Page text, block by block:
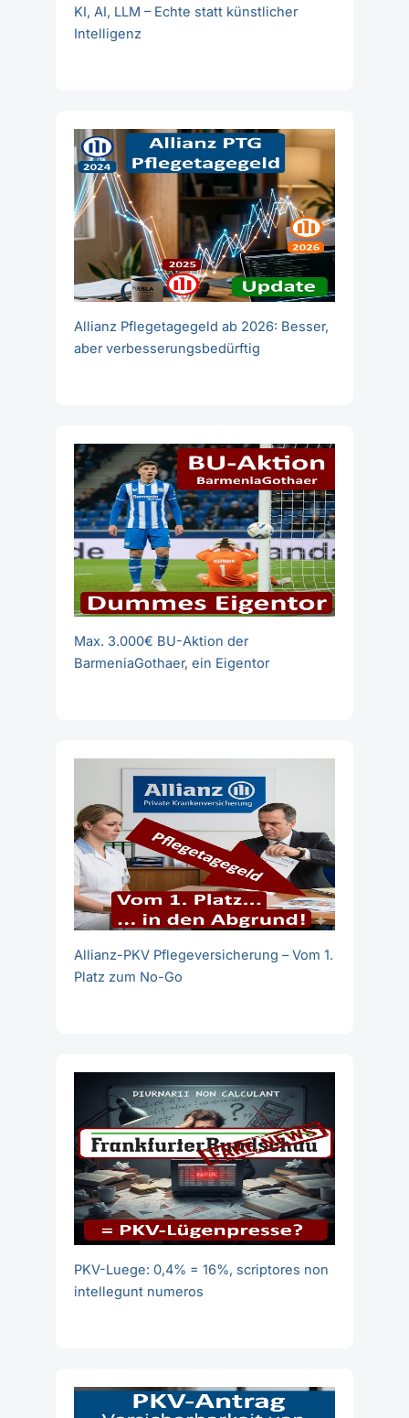
KI, AI, LLM – Echte statt künstlicher
Intelligenz
Allianz Pflegetagegeld ab 2026: Besser,
aber verbesserungsbedürftig
Max. 3.000€ BU-Aktion der
BarmeniaGothaer, ein Eigentor
Allianz-PKV Pflegeversicherung – Vom 1.
Platz zum No-Go
PKV-Luege: 0,4% = 16%, scriptores non
intellegunt numeros